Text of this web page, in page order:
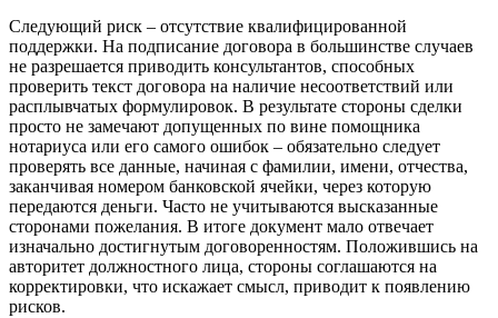
Следующий риск – отсутствие квалифицированной
поддержки. На подписание договора в большинстве случаев
не разрешается приводить консультантов, способных
проверить текст договора на наличие несоответствий или
расплывчатых формулировок. В результате стороны сделки
просто не замечают допущенных по вине помощника
нотариуса или его самого ошибок – обязательно следует
проверять все данные, начиная с фамилии, имени, отчества,
заканчивая номером банковской ячейки, через которую
передаются деньги. Часто не учитываются высказанные
сторонами пожелания. В итоге документ мало отвечает
изначально достигнутым договоренностям. Положившись на
авторитет должностного лица, стороны соглашаются на
корректировки, что искажает смысл, приводит к появлению
рисков.